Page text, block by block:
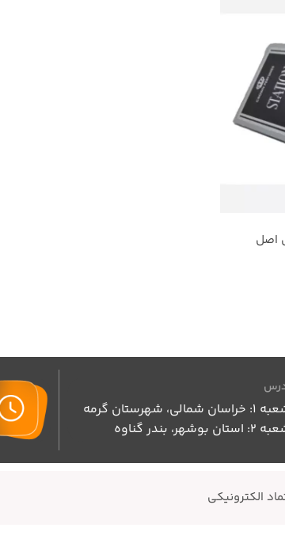
شمالی، شهرستان گرمه
بوشهر، بندر گناوه
الکترونیکی